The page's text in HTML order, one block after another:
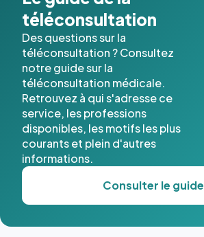
téléconsultation
Des questions sur la
téléconsultation ? Consultez
notre guide sur la
téléconsultation médicale.
Retrouvez à qui s'adresse ce
service, les professions
disponibles, les motifs les plus
courants et plein d'autres
informations.
Consulter le guide